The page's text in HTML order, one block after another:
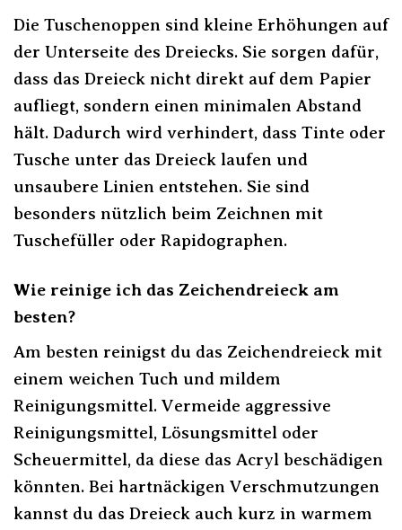
Die Tuschenoppen sind kleine Erhöhungen auf
der Unterseite des Dreiecks. Sie sorgen dafür,
dass das Dreieck nicht direkt auf dem Papier
aufliegt, sondern einen minimalen Abstand
hält. Dadurch wird verhindert, dass Tinte oder
Tusche unter das Dreieck laufen und
unsaubere Linien entstehen. Sie sind
besonders nützlich beim Zeichnen mit
Tuschefüller oder Rapidographen.
Wie reinige ich das Zeichendreieck am
besten?
Am besten reinigst du das Zeichendreieck mit
einem weichen Tuch und mildem
Reinigungsmittel. Vermeide aggressive
Reinigungsmittel, Lösungsmittel oder
Scheuermittel, da diese das Acryl beschädigen
könnten. Bei hartnäckigen Verschmutzungen
kannst du das Dreieck auch kurz in warmem